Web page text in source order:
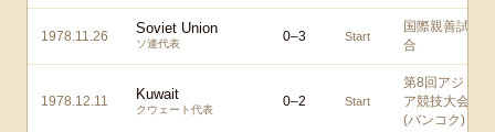
1978.11.26 Soviet Union
ソ連代表 0–3 Start
国際親善試
合
1978.12.11 Kuwait
クウェート代表
0–2 Start
第8回アジ
ア競技大会
(バンコク)